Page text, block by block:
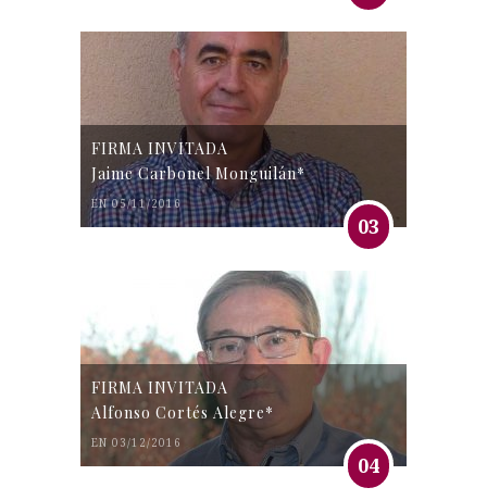
FIRMA INVITADA
Jaime Carbonel Monguilán*
EN 05/11/2016
03
FIRMA INVITADA
Alfonso Cortés Alegre*
EN 03/12/2016
04